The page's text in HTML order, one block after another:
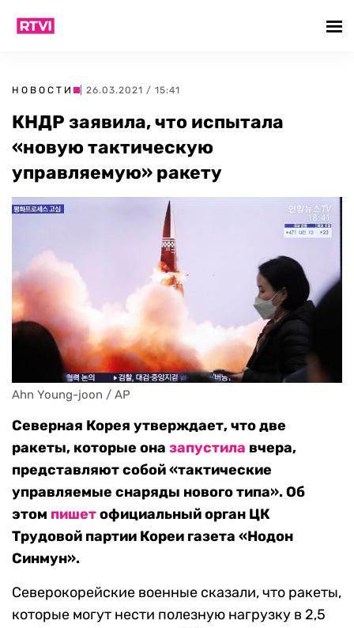
НОВОСТИ | 26.03.2021 / 15:41
КНДР заявила, что испытала
«новую тактическую
управляемую» ракету
Ahn Young-joon / AP
Северная Корея утверждает, что две
ракеты, которые она запустила вчера,
представляют собой «тактические
управляемые снаряды нового типа». Об
этом пишетофициальный орган ЦК
Трудовой партии Кореи газета «Нодон
Синмун».
Северокорейские военные сказали, что ракеты,
которые могут нести полезную нагрузку в 2,5